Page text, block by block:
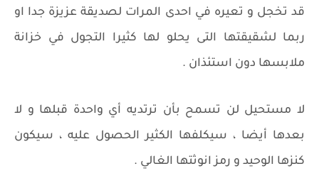
قد تخجل و تعيره في احدى المرات لصديقة عزيزة جدا او
ربما لشقيقتها التى يحلو لها كثيرا التجول في خزانة
ملابسها دون استئذان .
لا مستحيل لن تسمح بأن ترتديه أي واحدة قبلها و لا
بعدها أيضا ، سيكلفها الكثير الحصول عليه ، سيكون
كنزها الوحيد و رمز انوثتها الغالي .